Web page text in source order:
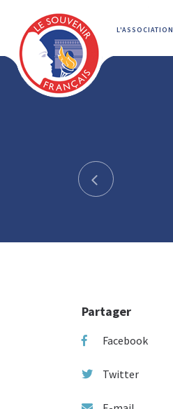
L'ASSOCIATION
Partager
Facebook
Twitter